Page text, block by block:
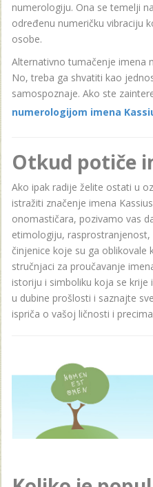
numerologiju. Ona se temelji
određenu numeričku vibraciju
osobe.
Alternativno tumačenje imena
No, treba ga shvatiti kao
samospoznaje. Ako ste
numerologijom imena
Otkud potiče
Ako ipak radije želite ostati u
istražiti značenje imena
onomastičara, pozivamo vas
etimologiju, rasprostranjenost,
činjenice koje su ga oblikovale
stručnjaci za proučavanje
istoriju i simboliku koja se krije
u dubine prošlosti i saznajte
ispriča o vašoj ličnosti i